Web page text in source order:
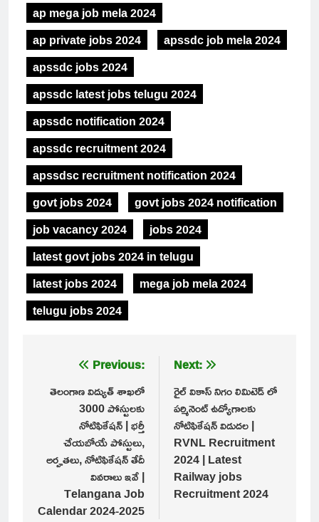
ap mega job mela 2024
ap private jobs 2024
apssdc job mela 2024
apssdc jobs 2024
apssdc latest jobs telugu 2024
apssdc notification 2024
apssdc recruitment 2024
apssdsc recruitment notification 2024
govt jobs 2024
govt jobs 2024 notification
job vacancy 2024
jobs 2024
latest govt jobs 2024 in telugu
latest jobs 2024
mega job mela 2024
telugu jobs 2024
navigation
Previous:
తెలంగాణ విద్యుత్ శాఖలో
3000 పోస్టులకు
నోటిఫికేషన్ | భర్తీ
చేయబోయే పోస్టులు,
అర్హతలు, నోటిఫికేషన్ తేదీ
వివరాలు ఇవే |
Telangana Job
Calendar 2024-2025
Next:
రైల్ వికాస్ నిగం లిమిటెడ్ లో
పర్మినెంట్ ఉద్యోగాలకు
నోటిఫికేషన్ విడుదల |
RVNL Recruitment
2024 | Latest
Railway jobs
Recruitment 2024